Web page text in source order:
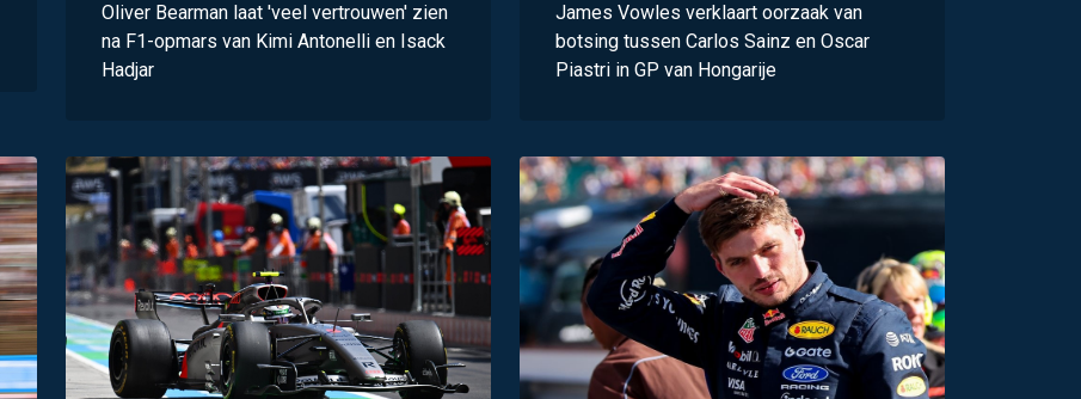
Oliver Bearman laat 'veel vertrouwen' zien
na F1-opmars van Kimi Antonelli en Isack
Hadjar
James Vowles verklaart oorzaak van
botsing tussen Carlos Sainz en Oscar
Piastri in GP van Hongarije